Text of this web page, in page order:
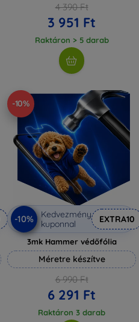
4 390 Ft
3 951 Ft
Raktáron > 5 darab
-10%
-10%
Kedvezmény
kuponnal
EXTRA10
3mk Hammer védőfólia
Méretre készítve
6 990 Ft
6 291 Ft
Raktáron 3 darab